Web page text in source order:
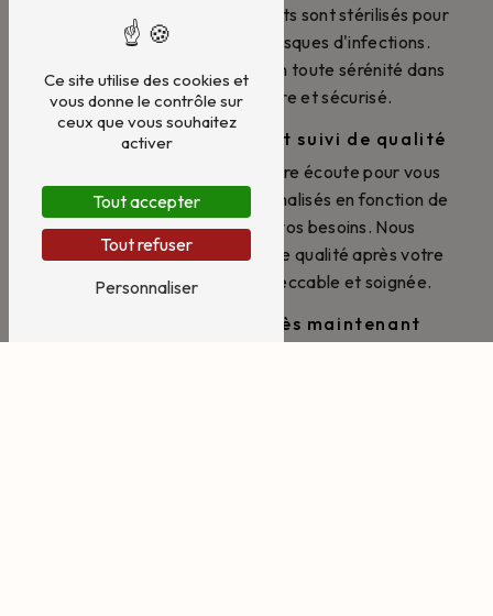
chaque client et nos instruments sont stérilisés pour
garantir une épilation sans risques d'infections.
Vous pouvez vous détendre en toute sérénité dans
un environnement propre et sécurisé.
Conseils personnalisés et suivi de qualité
Nos esthéticiennes sont à votre écoute pour vous
prodiguer des conseils personnalisés en fonction de
votre type de peau et de vos besoins. Nous
assurons également un suivi de qualité après votre
épilation pour une peau impeccable et soignée.
Prenez rendez-vous dès maintenant
Ce site utilise des cookies et
vous donne le contrôle sur
ceux que vous souhaitez
activer
Tout accepter
Tout refuser
Personnaliser